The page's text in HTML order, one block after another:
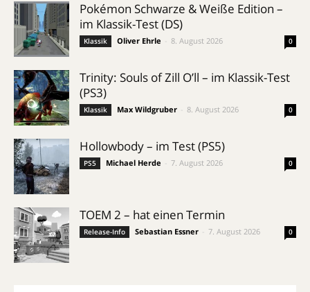
Pokémon Schwarze & Weiße Edition –
im Klassik-Test (DS)
Klassik Oliver Ehrle 8. August 2026 0
Trinity: Souls of Zill O’ll – im Klassik-Test
(PS3)
Klassik Max Wildgruber 8. August 2026 0
Hollowbody – im Test (PS5)
PS5 Michael Herde 7. August 2026 0
TOEM 2 – hat einen Termin
Release-Info Sebastian Essner 7. August 2026 0